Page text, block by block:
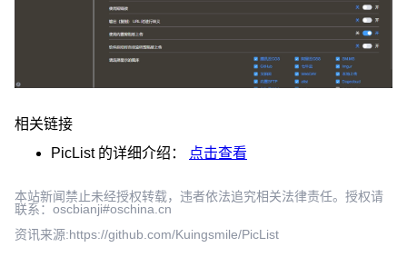
相关链接
PicList的详细介绍： 点击查看
本站新闻禁止未经授权转载，违者依法追究相关法律责任。授权请
联系：oscbianji#oschina.cn
资讯来源:https://github.com/Kuingsmile/PicList